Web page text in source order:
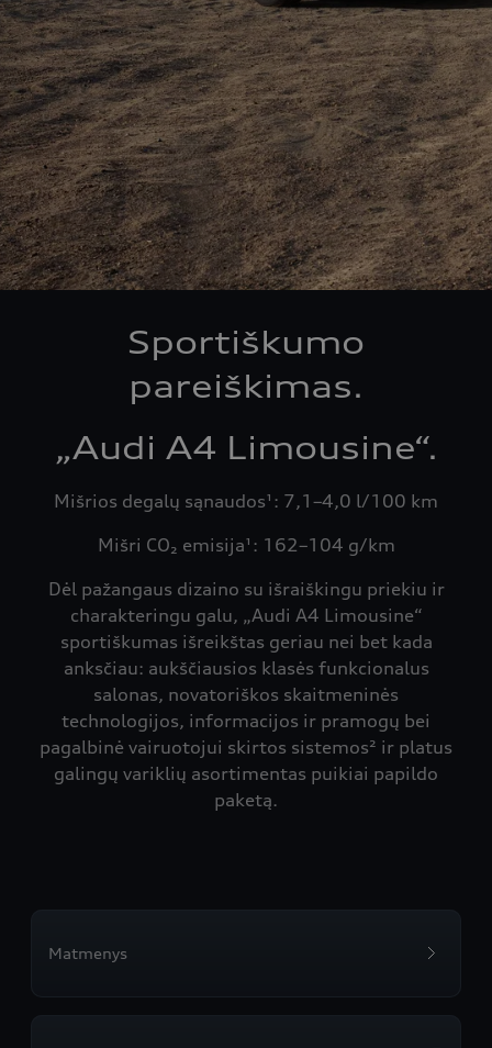
Sportiškumo
pareiškimas.
„Audi A4 Limousine“.
Mišrios degalų sąnaudos¹: 7,1–4,0 l/100 km
Mišri CO₂ emisija¹: 162–104 g/km
Dėl pažangaus dizaino su išraiškingu priekiu ir
charakteringu galu, „Audi A4 Limousine“
sportiškumas išreikštas geriau nei bet kada
anksčiau: aukščiausios klasės funkcionalus
salonas, novatoriškos skaitmeninės
technologijos, informacijos ir pramogų bei
pagalbinė vairuotojui skirtos sistemos² ir platus
galingų variklių asortimentas puikiai papildo
paketą.
Matmenys